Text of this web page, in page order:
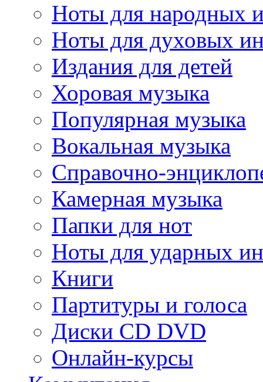
Ноты для народных
Ноты для духовых
Издания для детей
Хоровая музыка
Популярная музыка
Вокальная музыка
Справочно-
Камерная музыка
Папки для нот
Ноты для ударных
Книги
Партитуры и голоса
Диски CD DVD
Онлайн-курсы